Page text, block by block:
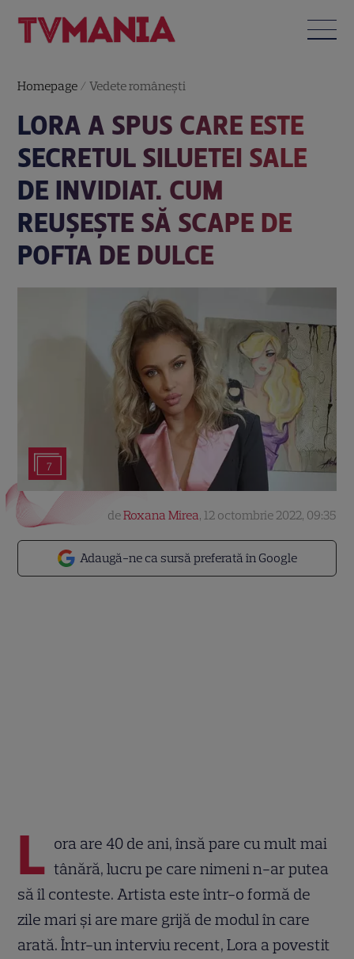
Homepage /Vedete româneşti
LORA A SPUS CARE ESTE
SECRETUL SILUETEI SALE
DE INVIDIAT. CUM
REUȘEȘTE SĂ SCAPE DE
POFTA DE DULCE
7
Adaugă-ne ca sursă preferată în Google
deRoxana Mirea, 12 octombrie 2022, 09:35
L ora are 40 de ani, însă pare cu mult mai
tânără, lucru pe care nimeni n-ar putea
să îl conteste. Artista este într-o formă de
zile mari și are mare grijă de modul în care
arată. Într-un interviu recent, Lora a povestit